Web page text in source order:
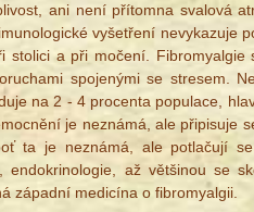
ani není přítomna svalová
vyšetření nevykazuje
stolici a při močení. Fibromyalgie
spojenými se stresem.
na 2 - 4 procenta populace,
je neznámá, ale připisuje
ta je neznámá, ale potlačují
endokrinologie, až většinou se
západní medicína o fibromyalgii.